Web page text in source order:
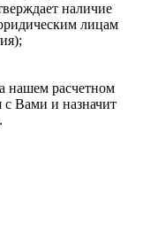
наличие
лицам
нашем расчетном
с Вами и назначит